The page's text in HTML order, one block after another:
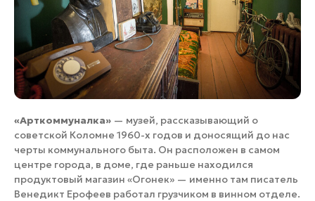
«Арткоммуналка» — музей, рассказывающий о
советской Коломне 1960-х годов и доносящий до нас
черты коммунального быта. Он расположен в самом
центре города, в доме, где раньше находился
продуктовый магазин «Огонек» — именно там писатель
Венедикт Ерофеев работал грузчиком в винном отделе.